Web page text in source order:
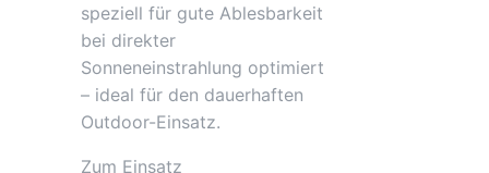
speziell für gute Ablesbarkeit
bei direkter
Sonneneinstrahlung optimiert
– ideal für den dauerhaften
Outdoor-Einsatz.
Zum Einsatz